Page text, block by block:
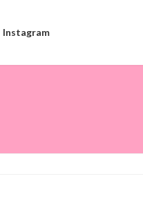
Instagram